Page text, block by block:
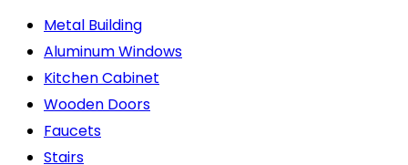
Metal Building
Aluminum Windows
Kitchen Cabinet
Wooden Doors
Faucets
Stairs